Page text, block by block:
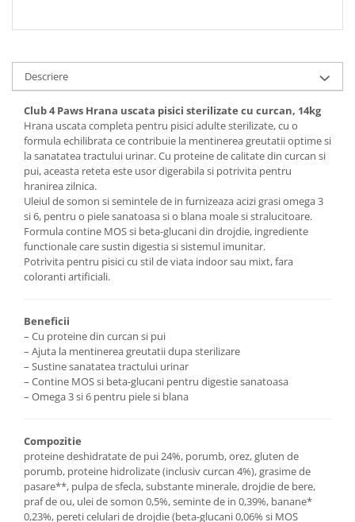
Descriere
Club 4 Paws Hrana uscata pisici sterilizate cu curcan, 14kg
Hrana uscata completa pentru pisici adulte sterilizate, cu o
formula echilibrata ce contribuie la mentinerea greutatii optime si
la sanatatea tractului urinar. Cu proteine de calitate din curcan si
pui, aceasta reteta este usor digerabila si potrivita pentru
hranirea zilnica.
Uleiul de somon si semintele de in furnizeaza acizi grasi omega 3
si 6, pentru o piele sanatoasa si o blana moale si stralucitoare.
Formula contine MOS si beta-glucani din drojdie, ingrediente
functionale care sustin digestia si sistemul imunitar.
Potrivita pentru pisici cu stil de viata indoor sau mixt, fara
coloranti artificiali.
Beneficii
– Cu proteine din curcan si pui
– Ajuta la mentinerea greutatii dupa sterilizare
– Sustine sanatatea tractului urinar
– Contine MOS si beta-glucani pentru digestie sanatoasa
– Omega 3 si 6 pentru piele si blana
Compozitie
proteine deshidratate de pui 24%, porumb, orez, gluten de
porumb, proteine hidrolizate (inclusiv curcan 4%), grasime de
pasare**, pulpa de sfecla, substante minerale, drojdie de bere,
praf de ou, ulei de somon 0,5%, seminte de in 0,39%, banane*
0,23%, pereti celulari de drojdie (beta-glucani 0,06% si MOS